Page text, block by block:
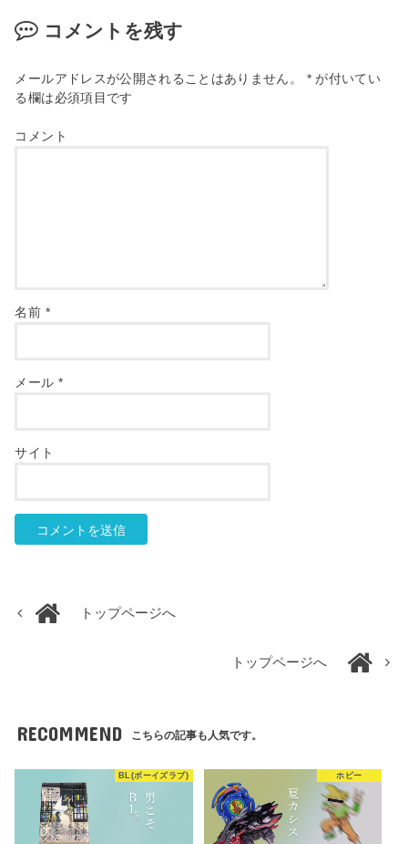
コメントを残す
メールアドレスが公開されることはありません。 *が付いてい
る欄は必須項目です
コメント
名前 *
メール *
サイト
トップページへ
トップページへ
RECOMMEND こちらの記事も人気です。
BL(ボーイズラブ) ホビー